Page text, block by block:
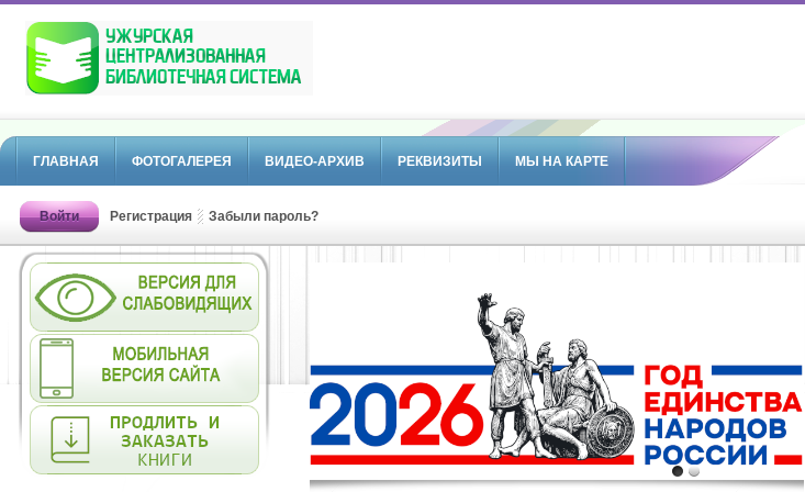
ГЛАВНАЯ ФОТОГАЛЕРЕЯ ВИДЕО-АРХИВ РЕКВИЗИТЫ МЫ НА КАРТЕ
Войти Регистрация Забыли пароль?